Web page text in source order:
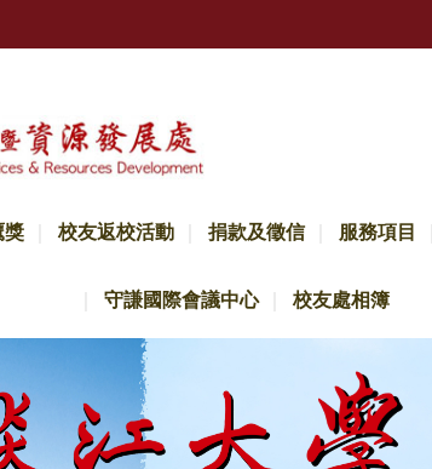
獎 校友返校活動 捐款及徵信 服務項目
守謙國際會議中心 校友處相簿